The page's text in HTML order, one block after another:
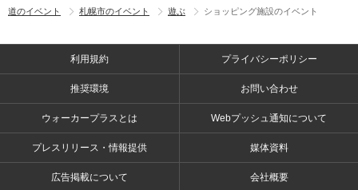
道のイベント
札幌市のイベント 遊ぶ ショッピング施設のイベント
利用規約 プライバシーポリシー
推奨環境 お問い合わせ
ウォーカープラスとは Webプッシュ通知について
プレスリリース・情報提供 媒体資料
広告掲載について 会社概要